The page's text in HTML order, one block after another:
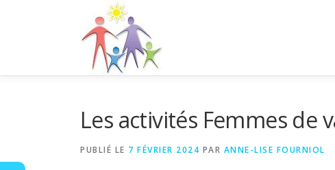
Les activités Femmes de
PUBLIÉ LE 7 FÉVRIER 2024 PAR ANNE-LISE FOURNIOL